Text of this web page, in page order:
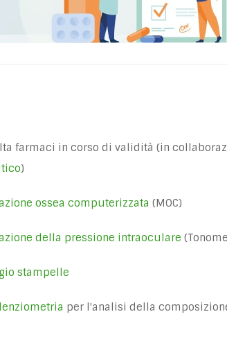
farmaci in corso di validità (in
)
ossea computerizzata (MOC)
della pressione intraoculare
stampelle
per l'analisi della